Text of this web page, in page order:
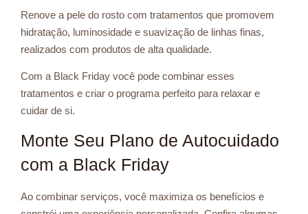
Renove a pele do rosto com tratamentos que promovem
hidratação, luminosidade e suavização de linhas finas,
realizados com produtos de alta qualidade.
Com a Black Friday você pode combinar esses
tratamentos e criar o programa perfeito para relaxar e
cuidar de si.
Monte Seu Plano de Autocuidado
com a Black Friday
Ao combinar serviços, você maximiza os benefícios e